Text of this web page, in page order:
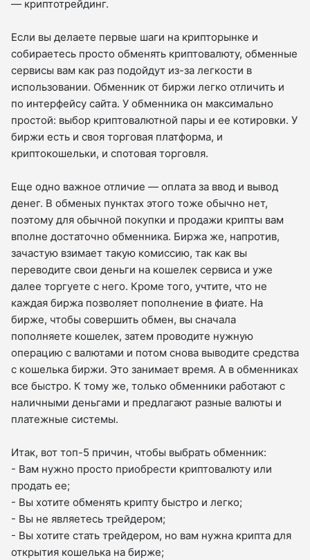
— криптотрейдинг.
Если вы делаете первые шаги на крипторынке и
собираетесь просто обменять криптовалюту, обменные
сервисы вам как раз подойдут из-за легкости в
использовании. Обменник от биржи легко отличить и
по интерфейсу сайта. У обменника он максимально
простой: выбор криптовалютной пары и ее котировки. У
биржи есть и своя торговая платформа, и
криптокошельки, и спотовая торговля.
Еще одно важное отличие — оплата за ввод и вывод
денег. В обменых пунктах этого тоже обычно нет,
поэтому для обычной покупки и продажи крипты вам
вполне достаточно обменника. Биржа же, напротив,
зачастую взимает такую комиссию, так как вы
переводите свои деньги на кошелек сервиса и уже
далее торгуете с него. Кроме того, учтите, что не
каждая биржа позволяет пополнение в фиате. На
бирже, чтобы совершить обмен, вы сначала
пополняете кошелек, затем проводите нужную
операцию с валютами и потом снова выводите средства
с кошелька биржи. Это занимает время. А в обменниках
все быстро. К тому же, только обменники работают с
наличными деньгами и предлагают разные валюты и
платежные системы.
Итак, вот топ-5 причин, чтобы выбрать обменник:
- Вам нужно просто приобрести криптовалюту или
продать ее;
- Вы хотите обменять крипту быстро и легко;
- Вы не являетесь трейдером;
- Вы хотите стать трейдером, но вам нужна крипта для
открытия кошелька на бирже;